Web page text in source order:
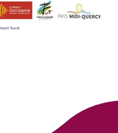
française 3:44